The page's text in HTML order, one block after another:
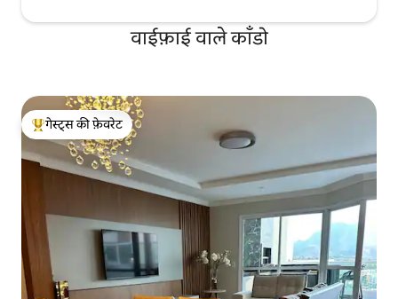
वाईफ़ाई वाले काँडो
गेस्ट्स का टॉप फ़ेवरेट
गेस्ट्स की फ़ेवरेट